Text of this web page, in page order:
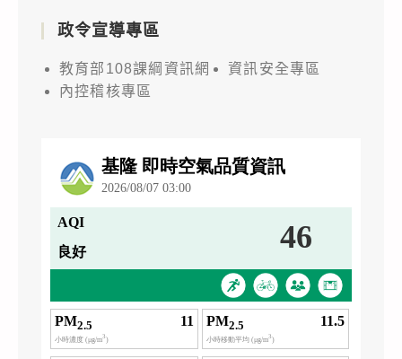
政令宣導專區
教育部108課綱資訊網
資訊安全專區
內控稽核專區